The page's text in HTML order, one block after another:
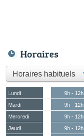
Horaires
Lundi 9h - 12h
Mardi
9h - 12h
Mercredi
9h - 12h
Jeudi
9h - 12h